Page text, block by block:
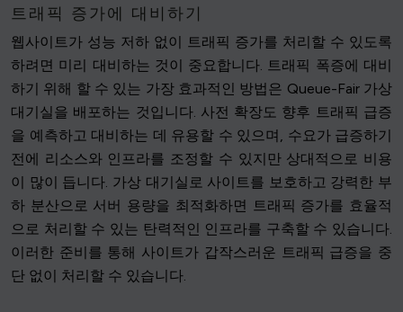
트래픽 증가에 대비하기
웹사이트가 성능 저하 없이 트래픽 증가를 처리할 수 있도록
하려면 미리 대비하는 것이 중요합니다. 트래픽 폭증에 대비
하기 위해 할 수 있는 가장 효과적인 방법은 Queue-Fair 가상
대기실을 배포하는 것입니다. 사전 확장도 향후 트래픽 급증
을 예측하고 대비하는 데 유용할 수 있으며, 수요가 급증하기
전에 리소스와 인프라를 조정할 수 있지만 상대적으로 비용
이 많이 듭니다. 가상 대기실로 사이트를 보호하고 강력한 부
하 분산으로 서버 용량을 최적화하면 트래픽 증가를 효율적
으로 처리할 수 있는 탄력적인 인프라를 구축할 수 있습니다.
이러한 준비를 통해 사이트가 갑작스러운 트래픽 급증을 중
단 없이 처리할 수 있습니다.